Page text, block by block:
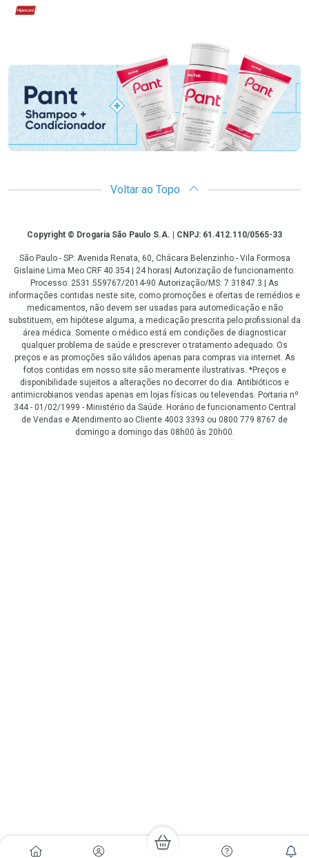
Hipercard
Promoção em Destaque
Voltar ao Topo
CopyrightCopyright © Drogaria São Paulo S.A. | CNPJ: 61.412.110/0565-33
São Paulo - SP: Avenida Renata, 60, Chácara Belenzinho - Vila Formosa
Gislaine Lima Meo CRF 40.354 | 24 horas| Autorização de funcionamento:
Processo: 2531.559767/2014-90 Autorização/MS: 7.31847.3 | As
informações contidas neste site, como promoções e ofertas de remédios e
medicamentos, não devem ser usadas para automedicação e não
substituem, em hipótese alguma, a medicação prescrita pelo profissional da
área médica. Somente o médico está em condições de diagnosticar
qualquer problema de saúde e prescrever o tratamento adequado. Os
preços e as promoções são válidos apenas para compras via internet. As
fotos contidas em nosso site são meramente ilustrativas. *Preços e
disponibilidade sujeitos a alterações no decorrer do dia. Antibióticos e
antimicrobianos vendas apenas em lojas físicas ou televendas. Portaria nº
344 - 01/02/1999 - Ministério da Saúde. Horário de funcionamento Central
de Vendas e Atendimento ao Cliente 4003 3393 ou 0800 779 8767 de
domingo a domingo das 08h00 às 20h00.